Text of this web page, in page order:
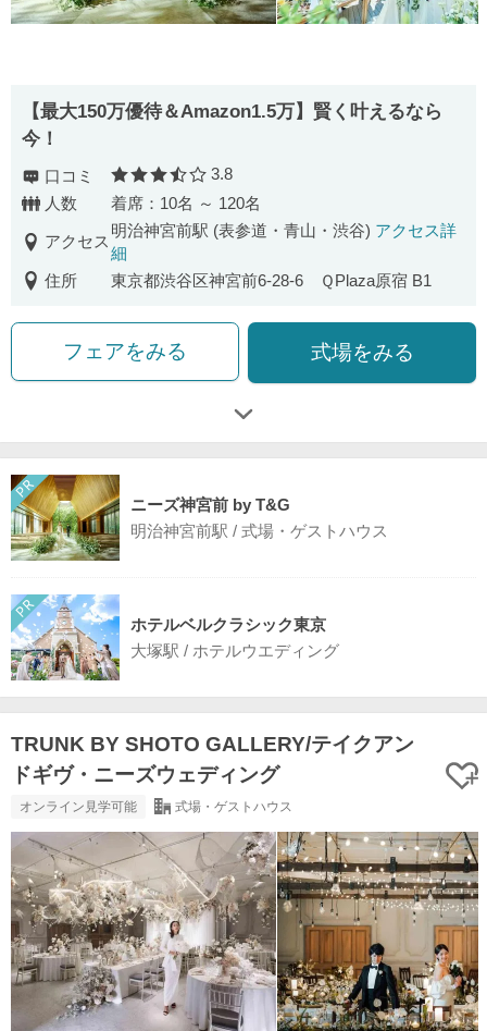
【最⼤150万優待＆Amazon1.5万】賢く叶えるなら
今！
口コミ 口コミ評価
3.8
人数
着席：10名 ～ 120名
アクセス
明治神宮前駅 (表参道・青山・渋谷) アクセス詳
細
住所
東京都渋谷区神宮前6-28-6 ＱPlaza原宿 B1
フェアをみる 式場をみる
ニーズ神宮前 by T&G
明治神宮前駅 / 式場・ゲストハウス
ホテルベルクラシック東京
大塚駅 / ホテルウエディング
TRUNK BY SHOTO GALLERY/テイクアン
ドギヴ・ニーズウェディング
オンライン見学可能 式場・ゲストハウス